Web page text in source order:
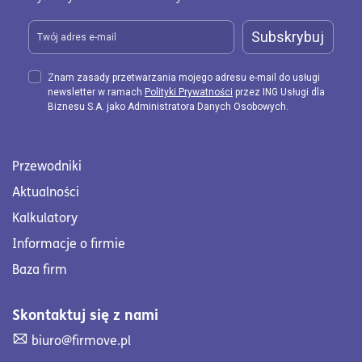
Przewodniki
Aktualności
Kalkulatory
Informacje o firmie
Baza firm
Skontaktuj się z nami
Skontaktuj się z nami. Wyślij mail na adres
biuro@firmove.pl
Subskrybuj
Znam zasady przetwarzania mojego adresu e-mail do usługi
newsletter w ramach Polityki Prywatności przez ING Usługi dla
Biznesu S.A. jako Administratora Danych Osobowych.